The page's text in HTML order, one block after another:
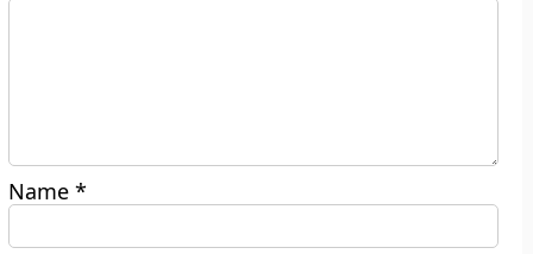
Name*